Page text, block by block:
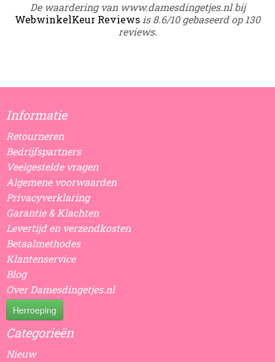
De waardering van www.damesdingetjes.nl bij
WebwinkelKeur Reviews is 8.6/10 gebaseerd op 130
reviews.
Informatie
Retourneren
Bedrijfspartners
Veelgestelde vragen
Algemene voorwaarden
Privacyverklaring
Garantie & Klachten
Levertijd en verzendkosten
Betaalmethodes
Klantenservice
Blog
Over Damesdingetjes.nl
Herroeping
Categorieën
Nieuw